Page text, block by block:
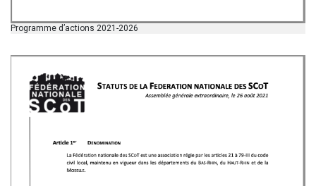
Programme d’actions 2021-2026